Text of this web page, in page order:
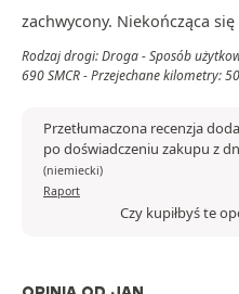
zachwycony. Niekończąca
Rodzaj drogi: Droga - Sposób
690 SMCR - Przejechane kilometry:
Przetłumaczona recenzja
po doświadczeniu zakupu z
(niemiecki)
Raport
Czy kupiłbyś te